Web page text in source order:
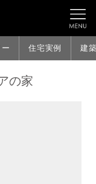
住宅実例 建
の家